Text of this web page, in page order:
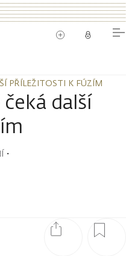
PŘÍLEŽITOSTI K FÚZÍM
PŘÍLEŽITOSTI K FÚZÍM
další
・